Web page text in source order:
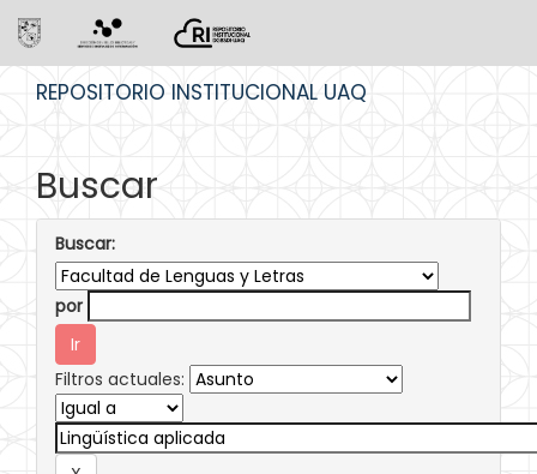
REPOSITORIO INSTITUCIONAL UAQ
Buscar
Buscar:
por
Filtros actuales: